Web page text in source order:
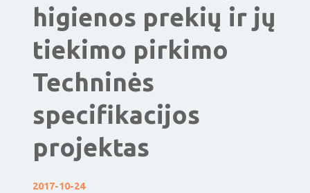
higienos prekių ir jų
tiekimo pirkimo
Techninės
specifikacijos
projektas
2017-10-24